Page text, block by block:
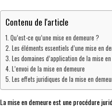
Contenu de l'article
Qu’est-ce qu’une mise en demeure ?
Les éléments essentiels d’une mise en
Les domaines d’application de la mise
L’envoi de la mise en demeure
Les effets juridiques de la mise en
La mise en demeure est une procédure